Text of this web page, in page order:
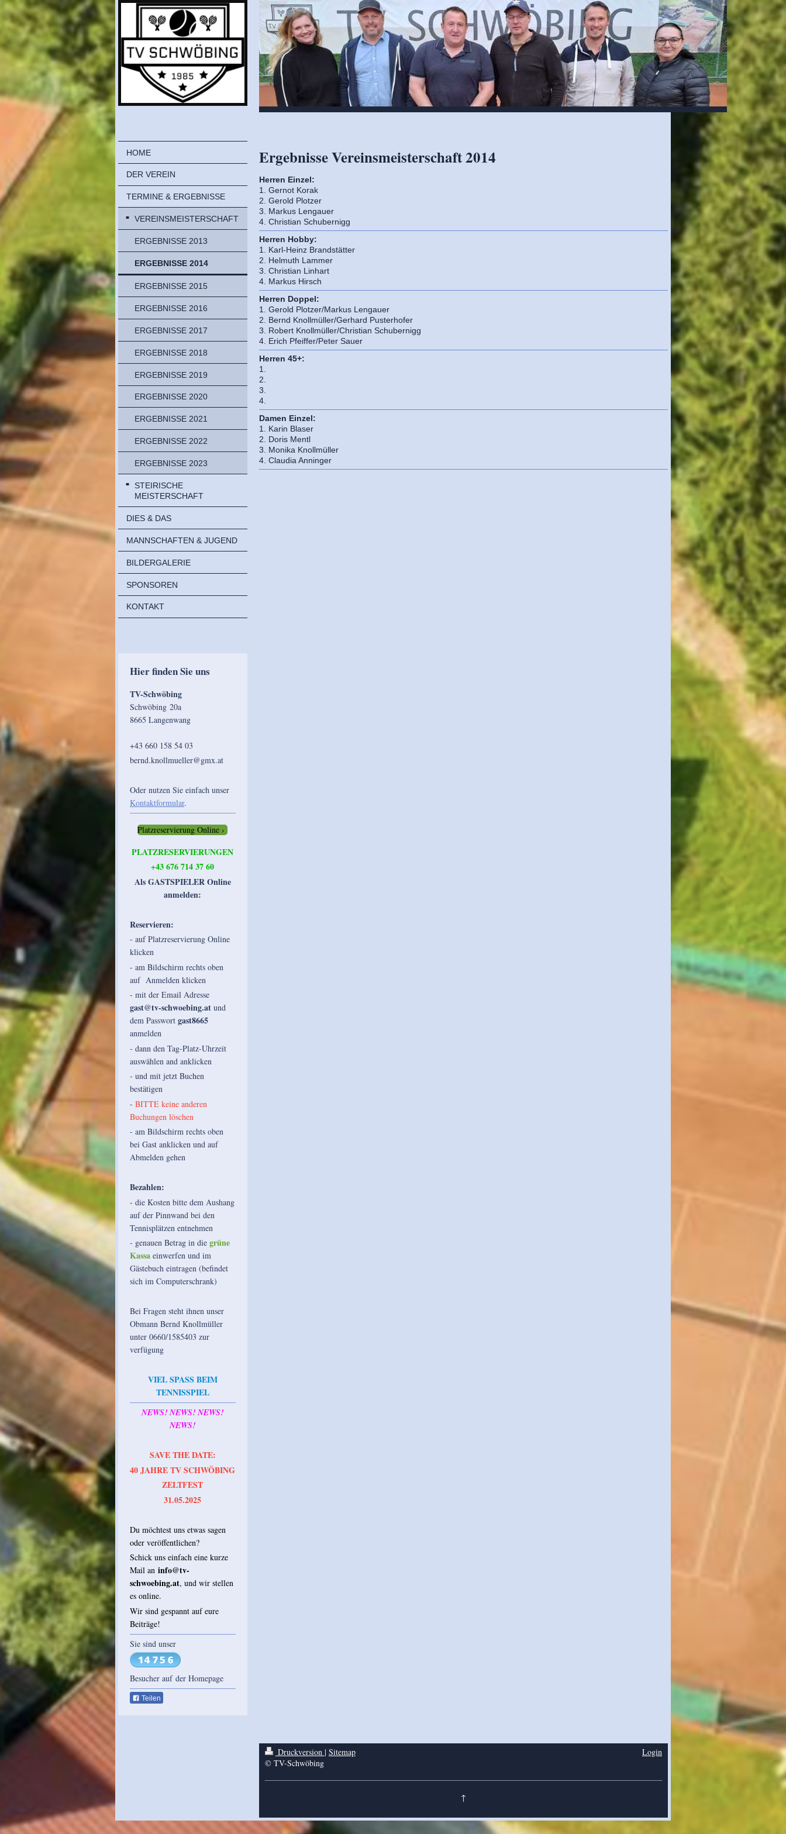
HOME
DER VEREIN
TERMINE & ERGEBNISSE
VEREINSMEISTERSCHAFT
ERGEBNISSE 2013
ERGEBNISSE 2014
ERGEBNISSE 2015
ERGEBNISSE 2016
ERGEBNISSE 2017
ERGEBNISSE 2018
ERGEBNISSE 2019
ERGEBNISSE 2020
ERGEBNISSE 2021
ERGEBNISSE 2022
ERGEBNISSE 2023
STEIRISCHE
MEISTERSCHAFT
DIES & DAS
MANNSCHAFTEN & JUGEND
BILDERGALERIE
SPONSOREN
KONTAKT
Hier finden Sie uns
TV-Schwöbing
Schwöbing 20a
8665 Langenwang
+43 660 158 54 03
bernd.knollmueller@gmx.at
Oder nutzen Sie einfach unser
Kontaktformular.
Platzreservierung Online
PLATZRESERVIERUNGEN
+43 676 714 37 60
Als GASTSPIELER Online
anmelden:
Reservieren:
- auf Platzreservierung Online
klicken
- am Bildschirm rechts oben
auf Anmelden klicken
- mit der Email Adresse
gast@tv-schwoebing.at und
dem Passwort gast8665
anmelden
- dann den Tag-Platz-Uhrzeit
auswählen and anklicken
- und mit jetzt Buchen
bestätigen
- BITTE keine anderen
Buchungen löschen
- am Bildschirm rechts oben
bei Gast anklicken und auf
Abmelden gehen
Bezahlen:
- die Kosten bitte dem Aushang
auf der Pinnwand bei den
Tennisplätzen entnehmen
- genauen Betrag in die grüne
Kassa einwerfen und im
Gästebuch eintragen (befindet
sich im Computerschrank)
Bei Fragen steht ihnen unser
Obmann Bernd Knollmüller
unter 0660/1585403 zur
verfügung
VIEL SPASS BEIM
TENNISSPIEL
NEWS! NEWS! NEWS!
NEWS!
SAVE THE DATE:
40 JAHRE TV SCHWÖBING
ZELTFEST
31.05.2025
Du möchtest uns etwas sagen
oder veröffentlichen?
Schick uns einfach eine kurze
Mail an info@tv-
schwoebing.at, und wir stellen
es online.
Wir sind gespannt auf eure
Beiträge!
Sie sind unser
Besucher auf der Homepage
Teilen
Ergebnisse Vereinsmeisterschaft 2014
Herren Einzel:
1. Gernot Korak
2. Gerold Plotzer
3. Markus Lengauer
4. Christian Schubernigg
Herren Hobby:
1. Karl-Heinz Brandstätter
2. Helmuth Lammer
3. Christian Linhart
4. Markus Hirsch
Herren Doppel:
1. Gerold Plotzer/Markus Lengauer
2. Bernd Knollmüller/Gerhard Pusterhofer
3. Robert Knollmüller/Christian Schubernigg
4. Erich Pfeiffer/Peter Sauer
Herren 45+:
1.
2.
3.
4.
Damen Einzel:
1. Karin Blaser
2. Doris Mentl
3. Monika Knollmüller
4. Claudia Anninger
Druckversion | Sitemap
© TV-Schwöbing
Login
↑